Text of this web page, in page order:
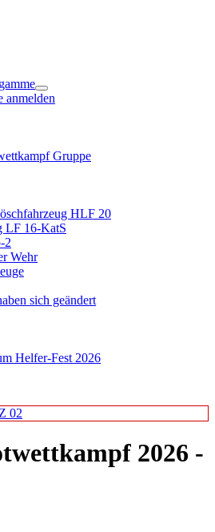
anmelden
Gruppe
HLF 20
LF 16-KatS
2
Wehr
sich geändert
Helfer-Fest 2026
2026 -